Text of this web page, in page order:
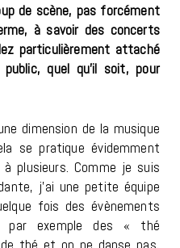
de scène, pas forcément
à savoir des concerts
particulièrement attaché
quel qu’il soit, pour
dimension de la musique
se pratique évidemment
plusieurs. Comme je suis
j’ai une petite équipe
fois des évènements
par exemple des « thé